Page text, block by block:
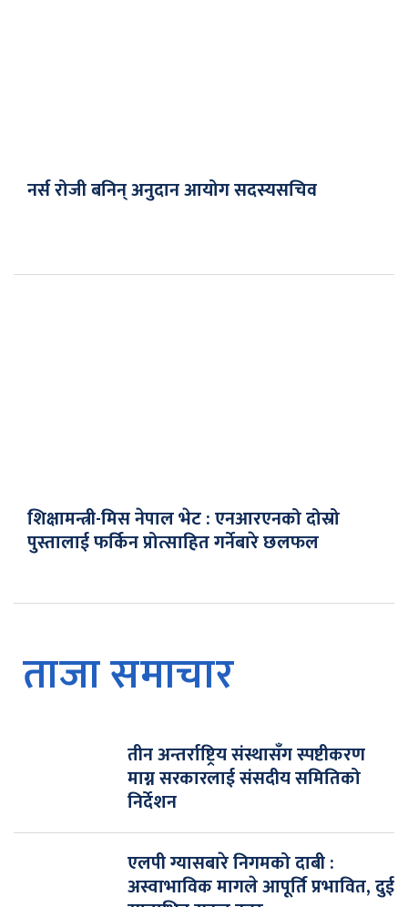
नर्स रोजी बनिन् अनुदान आयोग सदस्यसचिव
शिक्षामन्त्री-मिस नेपाल भेट : एनआरएनको दोस्रो
पुस्तालाई फर्किन प्रोत्साहित गर्नेबारे छलफल
ताजा समाचार
तीन अन्तर्राष्ट्रिय संस्थासँग स्पष्टीकरण
माग्न सरकारलाई संसदीय समितिको
निर्देशन
एलपी ग्यासबारे निगमको दाबी :
अस्वाभाविक मागले आपूर्ति प्रभावित, दुई